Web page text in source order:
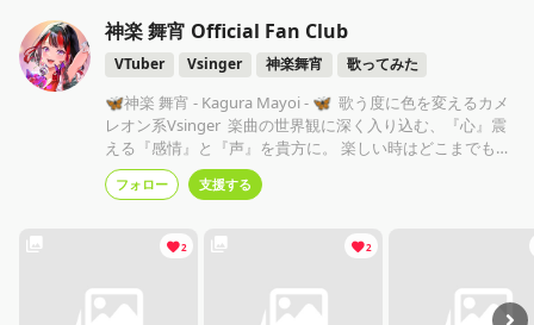
神楽 舞宵 Official Fan Club
VTuber Vsinger 神楽舞宵 歌ってみた
🦋神楽 舞宵 - Kagura Mayoi - 🦋 歌う度に色を変えるカメ
レオン系Vsinger 楽曲の世界観に深く入り込む、『心』震
える『感情』と『声』を貴方に。 楽しい時はどこまでも楽
しく、辛い時はそっと寄り添える歌を。
フォロー 支援する
2 2